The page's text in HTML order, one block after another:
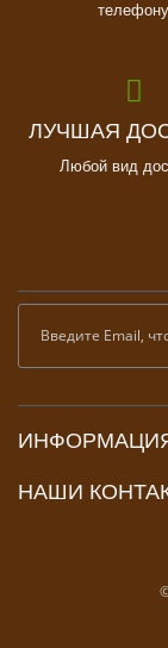
телефону
ЛУЧШАЯ
Любой вид
НАШИ